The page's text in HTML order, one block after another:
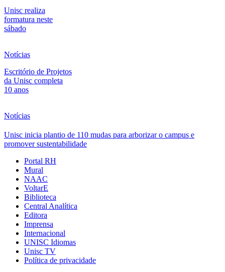
Unisc realiza
formatura neste
sábado
Notícias
Escritório de Projetos
da Unisc completa
10 anos
Notícias
Unisc inicia plantio de 110 mudas para arborizar o campus e
promover sustentabilidade
Portal RH
Mural
NAAC
VoltarE
Biblioteca
Central Analítica
Editora
Imprensa
Internacional
UNISC Idiomas
Unisc TV
Política de privacidade